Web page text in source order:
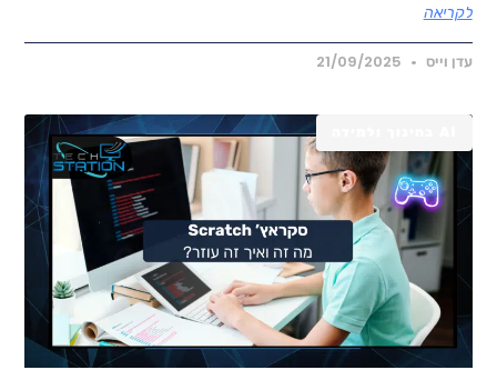
וייס 21/09/2025